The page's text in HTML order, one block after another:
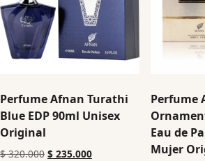
Perfume Afnan Turathi
Blue EDP 90ml Unisex
Original
$320.000 $ 235.000
Perfume
Eau de
Mujer